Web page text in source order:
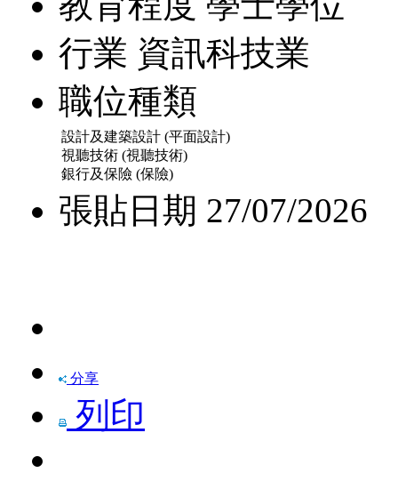
行業 資訊科技業
職位種類
設計及建築設計 (平面設計)
視聽技術 (視聽技術)
銀行及保險 (保險)
張貼日期 27/07/2026
分享
列印